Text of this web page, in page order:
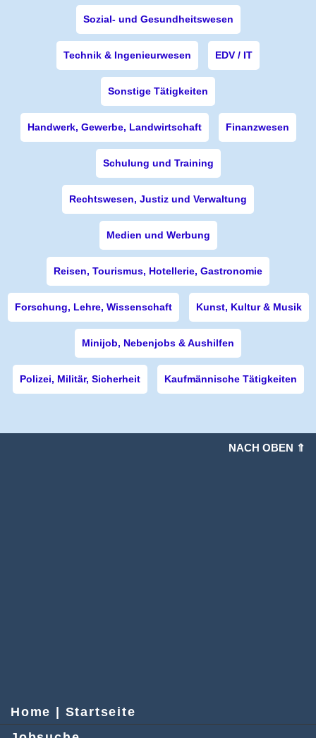
Sozial- und Gesundheitswesen
Technik & Ingenieurwesen EDV / IT
Sonstige Tätigkeiten
Handwerk, Gewerbe, Landwirtschaft Finanzwesen
Schulung und Training
Rechtswesen, Justiz und Verwaltung
Medien und Werbung
Reisen, Tourismus, Hotellerie, Gastronomie
Forschung, Lehre, Wissenschaft Kunst, Kultur & Musik
Minijob, Nebenjobs & Aushilfen
Polizei, Militär, Sicherheit Kaufmännische Tätigkeiten
NACH OBEN ⇑
Home | Startseite